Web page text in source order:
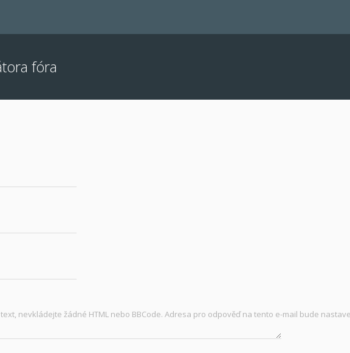
fóra
nevkládejte žádné HTML nebo BBCode. Adresa pro odpověď na tento e-mail bude